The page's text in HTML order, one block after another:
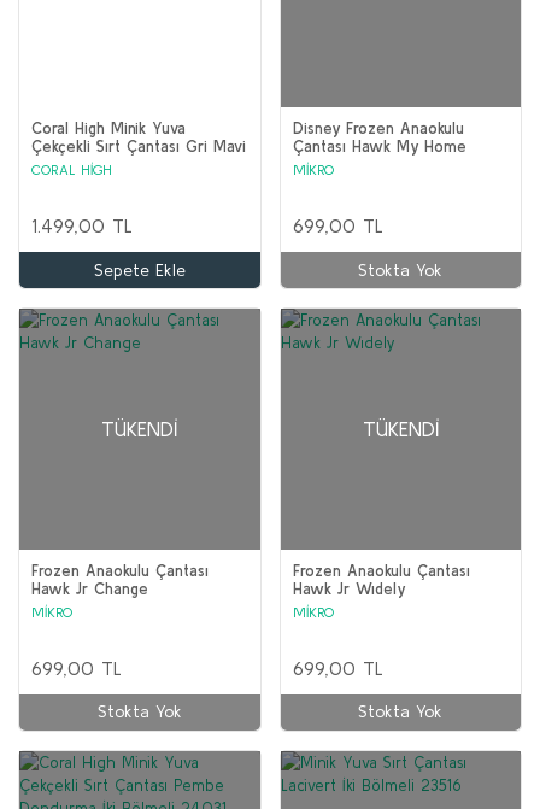
Coral High Minik Yuva
Çekçekli Sırt Çantası Gri Mavi
Pembe Anime Desenli İki
CORAL HİGH
1.499,00 TL
Sepete Ekle
Disney Frozen Anaokulu
Çantası Hawk My Home
MİKRO
699,00 TL
Stokta Yok
TÜKENDI
Frozen Anaokulu Çantası
Hawk Jr Change
MİKRO
699,00 TL
Stokta Yok
TÜKENDI
Frozen Anaokulu Çantası
Hawk Jr Wıdely
MİKRO
699,00 TL
Stokta Yok